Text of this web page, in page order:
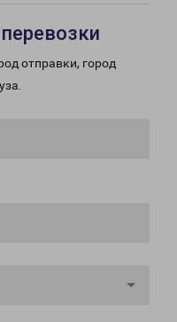
отправки, город